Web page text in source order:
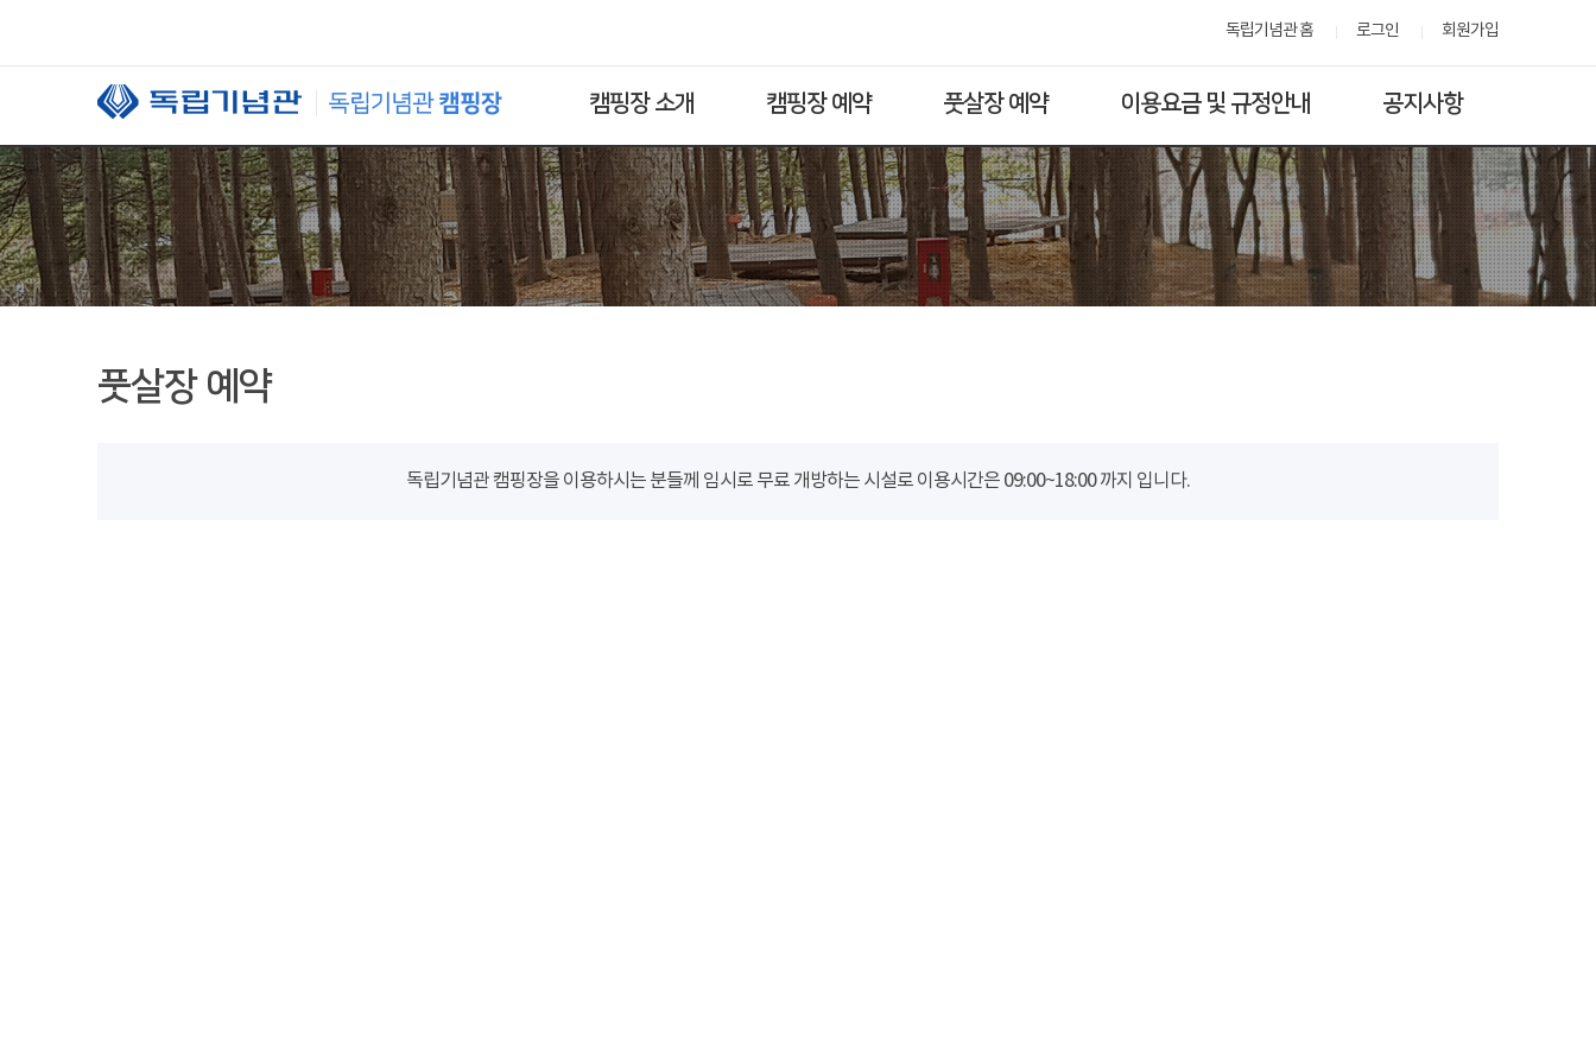
독립기념관 홈 로그인 회원가입
캠핑장 소개 캠핑장 예약 풋살장 예약 이용요금 및 규정안내 공지사항
풋살장 예약
독립기념관 캠핑장을 이용하시는 분들께 임시로 무료 개방하는 시설로 이용시간은 09:00~18:00 까지 입니다.